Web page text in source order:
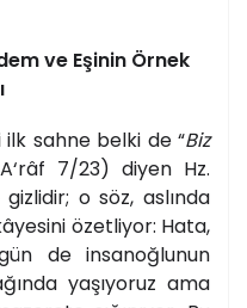
ve Eşinin Örnek
ilk sahne belki de “Biz
7/23) diyen Hz.
o söz, aslında
özetliyor: Hata,
de insanoğlunun
yaşıyoruz ama